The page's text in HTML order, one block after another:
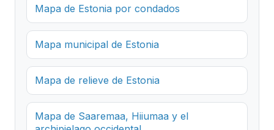
Mapa de Estonia por condados
Mapa municipal de Estonia
Mapa de relieve de Estonia
Mapa de Saaremaa, Hiiumaa y el